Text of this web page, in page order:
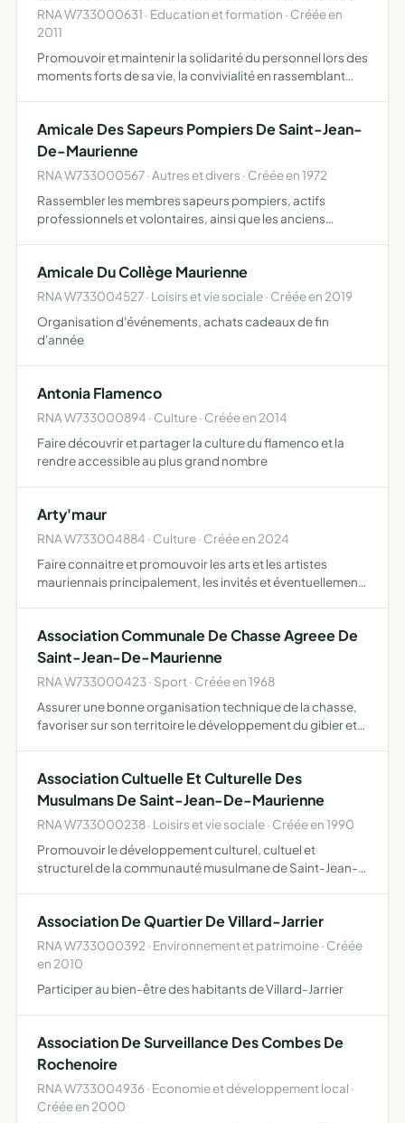
RNA W733000631 · Education et formation · Créée en
2011
Promouvoir et maintenir la solidarité du personnel lors des
moments forts de sa vie, la convivialité en rassemblant
Amicale Des Sapeurs Pompiers De Saint-Jean-
De-Maurienne
RNA W733000567 · Autres et divers · Créée en 1972
Rassembler les membres sapeurs pompiers, actifs
professionnels et volontaires, ainsi que les anciens
festivités …
Amicale Du Collège Maurienne
RNA W733004527 · Loisirs et vie sociale · Créée en 2019
Organisation d'événements, achats cadeaux de fin
d'année
Antonia Flamenco
RNA W733000894 · Culture · Créée en 2014
Faire découvrir et partager la culture du flamenco et la
rendre accessible au plus grand nombre
Arty'maur
RNA W733004884 · Culture · Créée en 2024
Faire connaitre et promouvoir les arts et les artistes
mauriennais principalement, les invités et éventuellement
Association Communale De Chasse Agreee De
Saint-Jean-De-Maurienne
RNA W733000423 · Sport · Créée en 1968
Assurer une bonne organisation technique de la chasse,
favoriser sur son territoire le développement du gibier et
cynégétiqu…
Association Cultuelle Et Culturelle Des
Musulmans De Saint-Jean-De-Maurienne
RNA W733000238 · Loisirs et vie sociale · Créée en 1990
Promouvoir le développement culturel, cultuel et
structurel de la communauté musulmane de Saint-Jean-
sensibiliser le public à…
Association De Quartier De Villard-Jarrier
RNA W733000392 · Environnement et patrimoine · Créée
en 2010
Participer au bien-être des habitants de Villard-Jarrier
Association De Surveillance Des Combes De
Rochenoire
RNA W733004936 · Economie et développement local ·
Créée en 2000